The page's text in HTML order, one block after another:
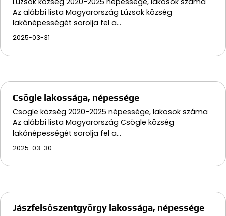
Az alábbi lista Magyarország Lúzsok község
lakónépességét sorolja fel a…
2025-03-31
Csögle lakossága, népessége
Csögle község 2020-2025 népessége, lakosok száma
Az alábbi lista Magyarország Csögle község
lakónépességét sorolja fel a…
2025-03-30
Jászfelsőszentgyörgy lakossága, népessége